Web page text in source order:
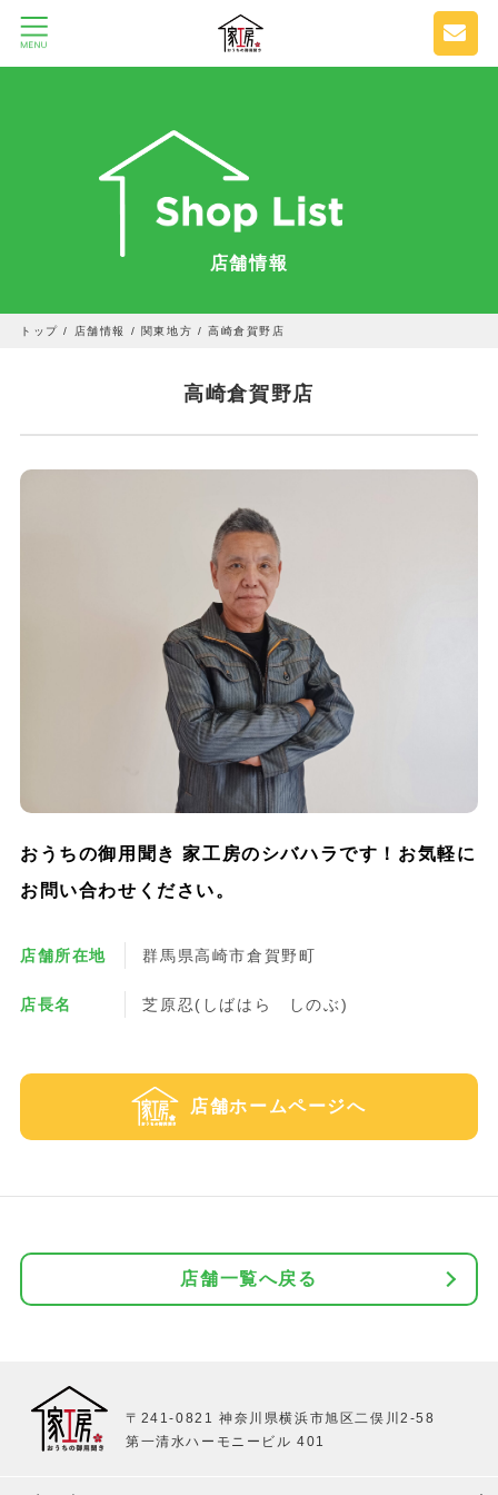
店舗情報
トップ / 店舗情報 / 関東地方 /高崎倉賀野店
高崎倉賀野店
おうちの御用聞き 家工房のシバハラです！お気軽に
お問い合わせください。
店舗所在地 群馬県高崎市倉賀野町
店長名 芝原忍(しばはら しのぶ)
店舗ホームページへ
店舗一覧へ戻る
〒241-0821 神奈川県横浜市旭区二俣川2-58
第一清水ハーモニービル 401